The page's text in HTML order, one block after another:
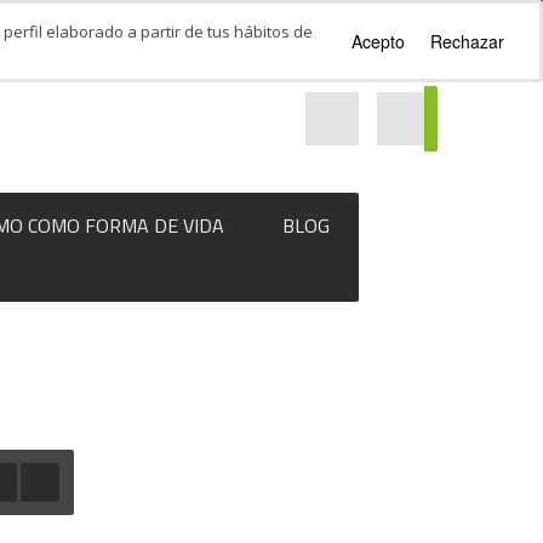
COMO FORMA DE VIDA BLOG
elaborado a partir de tus hábitos de
Acepto Rechazar